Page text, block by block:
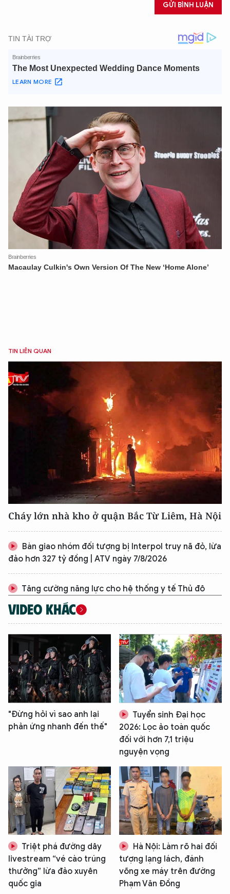
GỬI BÌNH LUẬN
TIN LIÊN QUAN
Cháy lớn nhà kho ở quận Bắc Từ Liêm, Hà Nội
Bàn giao nhóm đối tượng bị Interpol truy nã đỏ, lừa
đảo hơn 327 tỷ đồng | ATV ngày 7/8/2026
Tăng cường năng lực cho hệ thống y tế Thủ đô
VIDEO KHÁC
"Đừng hỏi vì sao anh lại
phản ứng nhanh đến thế"
Tuyển sinh Đại học
2026: Lọc ảo toàn quốc
đối với hơn 7,1 triệu
nguyện vọng
Triệt phá đường dây
livestream “vé cào trúng
thưởng” lừa đảo xuyên
quốc gia
Hà Nội: Làm rõ hai đối
tượng lạng lách, đánh
võng xe máy trên đường
Phạm Văn Đồng